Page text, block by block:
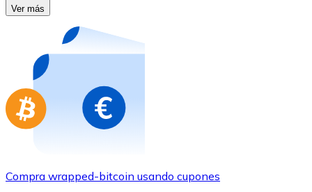
Ver más
Compra wrapped-bitcoin usando cupones